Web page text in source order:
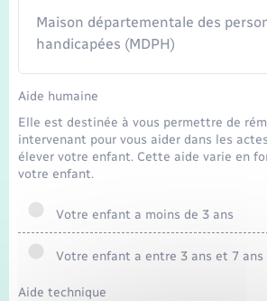
Maison départementale des
handicapées (MDPH)
Aide humaine
Elle est destinée à vous permettre de
intervenant pour vous aider dans les
élever votre enfant. Cette aide varie en
votre enfant.
Votre enfant a moins de 3 ans
Votre enfant a entre 3 ans et 7 ans
Aide technique